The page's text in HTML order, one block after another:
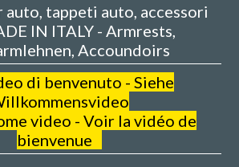
auto, tappeti auto, accessori
IN ITALY - Armrests,
Accoundoirs
di benvenuto - Siehe
video - Voir la vidéo de
bienvenue